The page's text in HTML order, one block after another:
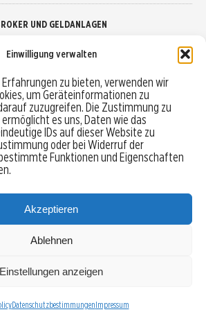
Einwilligung verwalten
zu bieten, verwenden wir
um Geräteinformationen zu
zuzugreifen. Die Zustimmung zu
es uns, Daten wie das
IDs auf dieser Website zu
oder bei Widerruf der
Funktionen und Eigenschaften
Akzeptieren
Ablehnen
Einstellungen anzeigen
DatenschutzbestimmungenImpressum
UND GELDANLAGEN